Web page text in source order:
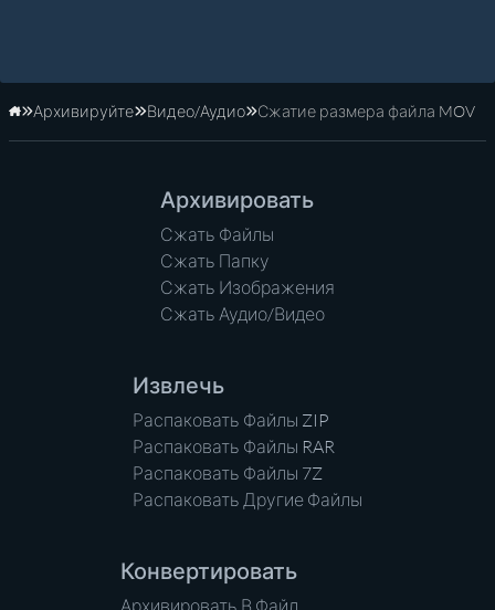
Главная
Архивируйте Видео/Аудио Сжатие размера файла MOV
Архивировать
Сжать Файлы
Сжать Папку
Сжать Изображения
Сжать Аудио/Видео
Извлечь
Распаковать Файлы ZIP
Распаковать Файлы RAR
Распаковать Файлы 7Z
Распаковать Другие Файлы
Конвертировать
Архивировать В Файл